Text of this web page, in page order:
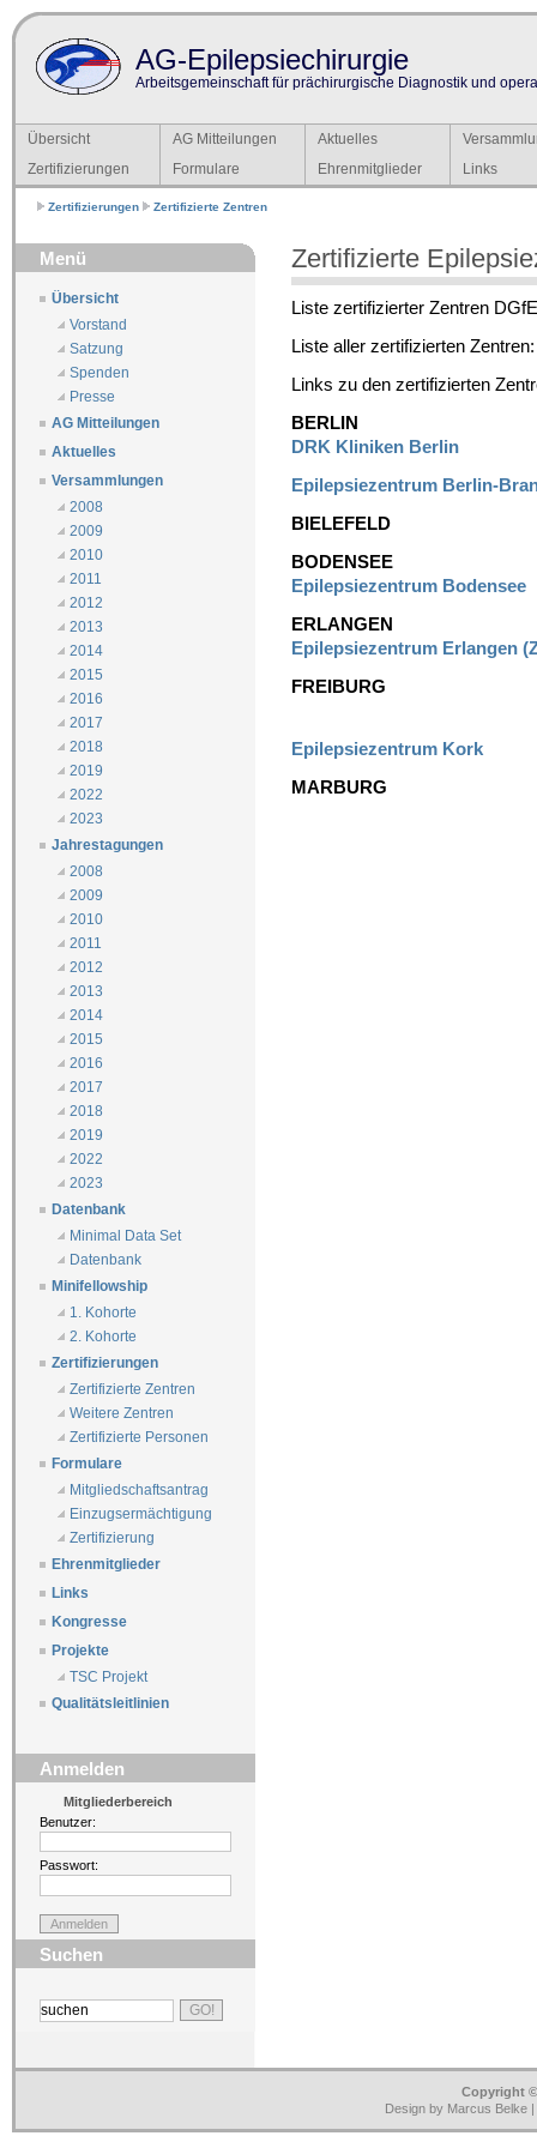
AG-Epilepsiechirurgie
Arbeitsgemeinschaft für prächirurgische Diagnostik und
Übersicht AG Mitteilungen Aktuelles
Zertifizierungen
Formulare Ehrenmitglieder Links
Zertifizierungen Zertifizierte Zentren
Menü
Übersicht
Vorstand
Satzung
Spenden
Presse
AG Mitteilungen
Aktuelles
Versammlungen
2008
2009
2010
2011
2012
2013
2014
2015
2016
2017
2018
2019
2022
2023
Jahrestagungen
2008
2009
2010
2011
2012
2013
2014
2015
2016
2017
2018
2019
2022
2023
Datenbank
Minimal Data Set
Datenbank
Minifellowship
1. Kohorte
2. Kohorte
Zertifizierungen
Zertifizierte Zentren
Weitere Zentren
Zertifizierte Personen
Formulare
Mitgliedschaftsantrag
Einzugsermächtigung
Zertifizierung
Ehrenmitglieder
Links
Kongresse
Projekte
TSC Projekt
Qualitätsleitlinien
Anmelden
Mitgliederbereich
Benutzer:
Passwort:
Suchen
Zertifizierte
Liste zertifizierter Zentren
Liste aller zertifizierten
Links zu den zertifizierten
BERLIN
DRK Kliniken Berlin
Epilepsiezentrum Berlin-
BIELEFELD
BODENSEE
Epilepsiezentrum Bodensee
ERLANGEN
Epilepsiezentrum Erlangen
FREIBURG
Epilepsiezentrum Kork
MARBURG
Copyright
Design by Marcus Belke